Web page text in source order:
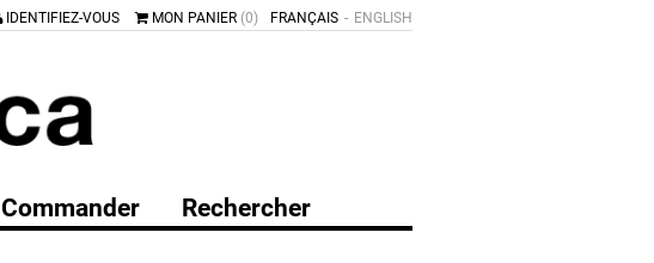
ENGLISH
FRANÇAIS
IDENTIFIEZ-VOUS MON PANIER (0)
Commander Rechercher